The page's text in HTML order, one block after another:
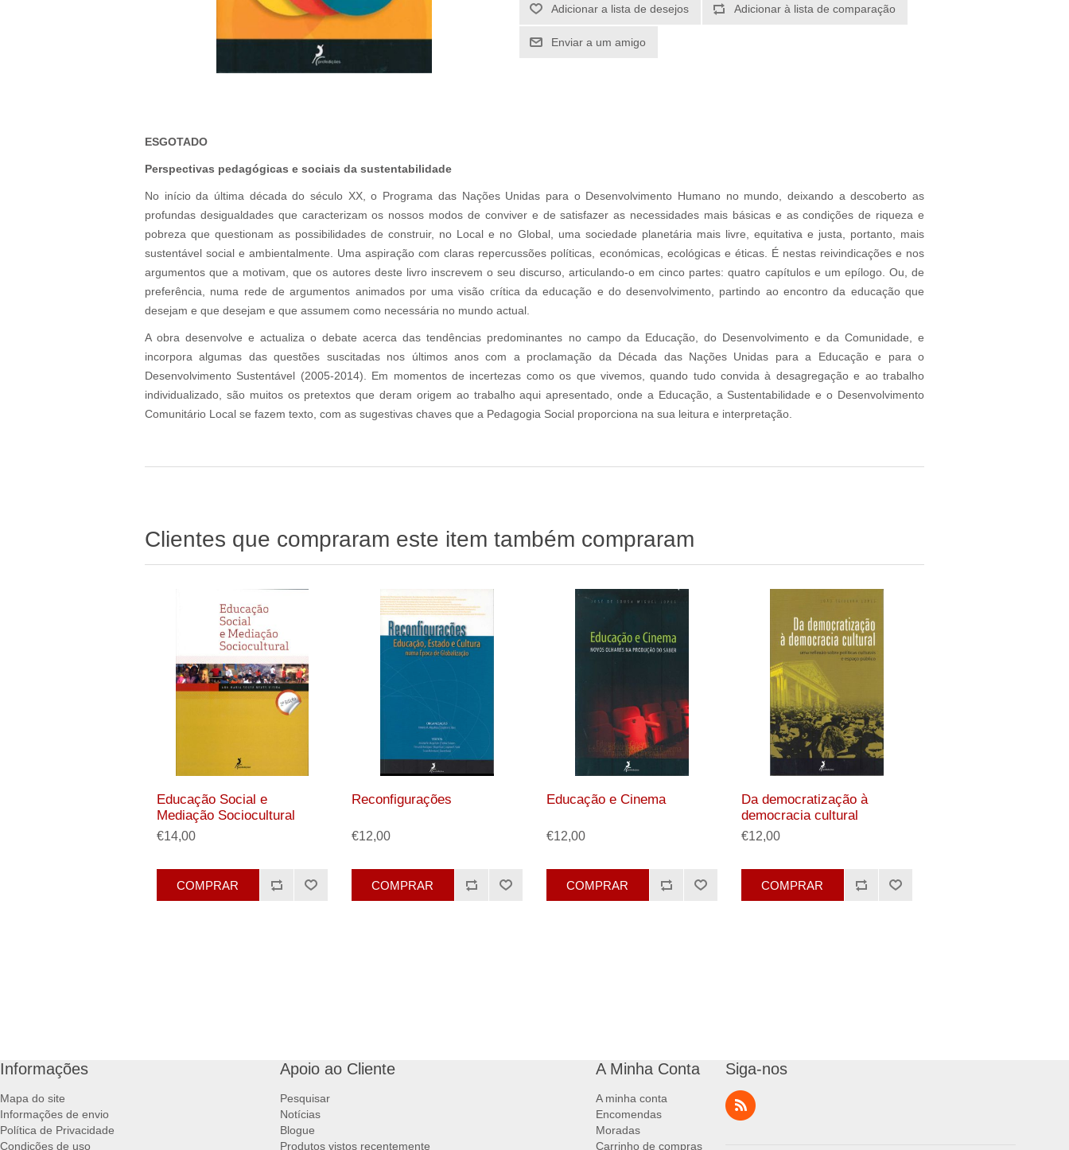
Adicionar a lista de desejos Adicionar à lista de comparação
Enviar a um amigo
ESGOTADO
Perspectivas pedagógicas e sociais da sustentabilidade
No início da última década do século XX, o Programa das Nações Unidas para o Desenvolvimento Humano no mundo, deixando a descoberto as
profundas desigualdades que caracterizam os nossos modos de conviver e de satisfazer as necessidades mais básicas e as condições de riqueza e
pobreza que questionam as possibilidades de construir, no Local e no Global, uma sociedade planetária mais livre, equitativa e justa, portanto, mais
sustentável social e ambientalmente. Uma aspiração com claras repercussões políticas, económicas, ecológicas e éticas. É nestas reivindicações e nos
argumentos que a motivam, que os autores deste livro inscrevem o seu discurso, articulando-o em cinco partes: quatro capítulos e um epílogo. Ou, de
preferência, numa rede de argumentos animados por uma visão crítica da educação e do desenvolvimento, partindo ao encontro da educação que
desejam e que desejam e que assumem como necessária no mundo actual.
A obra desenvolve e actualiza o debate acerca das tendências predominantes no campo da Educação, do Desenvolvimento e da Comunidade, e
incorpora algumas das questões suscitadas nos últimos anos com a proclamação da Década das Nações Unidas para a Educação e para o
Desenvolvimento Sustentável (2005-2014). Em momentos de incertezas como os que vivemos, quando tudo convida à desagregação e ao trabalho
individualizado, são muitos os pretextos que deram origem ao trabalho aqui apresentado, onde a Educação, a Sustentabilidade e o Desenvolvimento
Comunitário Local se fazem texto, com as sugestivas chaves que a Pedagogia Social proporciona na sua leitura e interpretação.
Clientes que compraram este item também compraram
Educação Social e
Mediação Sociocultural
€14,00
COMPRAR
Reconfigurações
€12,00
COMPRAR
Educação e Cinema
€12,00
COMPRAR
Da democratização à
democracia cultural
€12,00
COMPRAR
Informações
Mapa do site
Informações de envio
Política de Privacidade
Condições de uso
Apoio ao Cliente
Pesquisar
Notícias
Blogue
Produtos vistos recentemente
A Minha Conta
A minha conta
Encomendas
Moradas
Carrinho de compras
Siga-nos